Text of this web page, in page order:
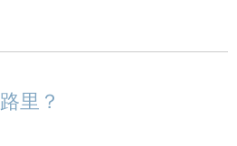
里？